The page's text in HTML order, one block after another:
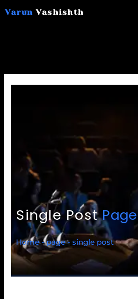
Varun Vashishth
Single PostPage
Home - page - single post